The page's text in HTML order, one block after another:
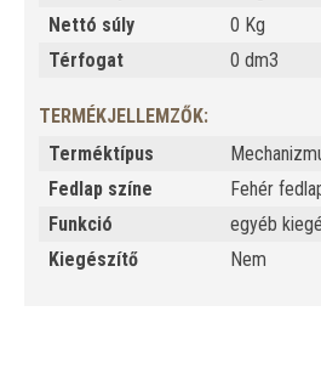
Nettó súly
0 Kg
Térfogat
0 dm3
TERMÉKJELLEMZŐK:
Terméktípus
Fedlap színe
Fehér
Funkció
egyéb
Kiegészítő
Nem